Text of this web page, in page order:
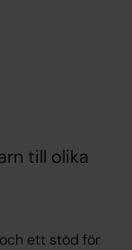
till olika
ett stöd för